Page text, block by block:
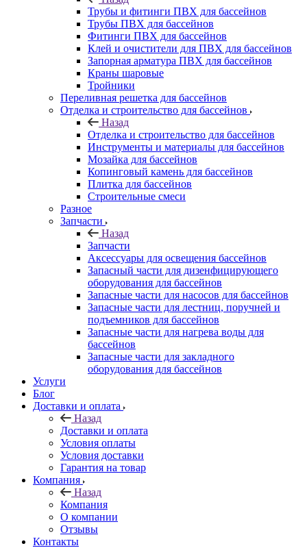
Трубы и фитинги ПВХ для бассейнов
Трубы ПВХ для бассейнов
Фитинги ПВХ для бассейнов
Клей и очистители для ПВХ для бассейнов
Запорная арматура ПВХ для бассейнов
Краны шаровые
Тройники
Переливная решетка для бассейнов
Отделка и строительство для бассейнов
Назад
Отделка и строительство для бассейнов
Инструменты и материалы для бассейнов
Мозайка для бассейнов
Копинговый камень для бассейнов
Плитка для бассейнов
Строительные смеси
Разное
Запчасти
Назад
Запчасти
Аксессуары для освещения бассейнов
Запасный части для дизенфицирующего
оборудования для бассейнов
Запасные части для насосов для бассейнов
Запасные части для лестниц, поручней и
подъемников для бассейнов
Запасные части для нагрева воды для
бассейнов
Запасные части для закладного
оборудования для бассейнов
Услуги
Блог
Доставки и оплата
Назад
Доставки и оплата
Условия оплаты
Условия доставки
Гарантия на товар
Компания
Назад
Компания
О компании
Отзывы
Контакты